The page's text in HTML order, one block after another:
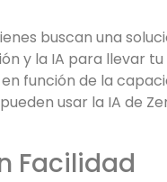
buscan una
y la IA para llevar
función de la
usar la IA de
Facilidad